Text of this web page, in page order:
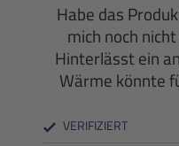
Habe das
mich noch
Hinterlässt ein
Wärme könnte
VERIFIZIERT